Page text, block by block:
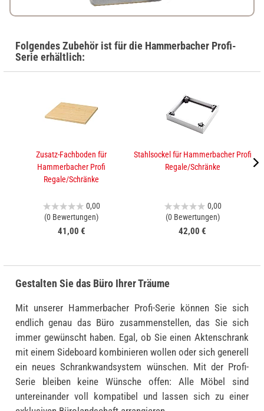
Folgendes Zubehör ist für die Hammerbacher Profi-
Serie erhältlich:
Zusatz-Fachboden für
Hammerbacher Profi
Regale/Schränke
0,00
(0 Bewertungen)
41,00 €
Stahlsockel für Hammerbacher Profi
Regale/Schränke
0,00
(0 Bewertungen)
42,00 €
Gestalten Sie das Büro Ihrer Träume
Mit unserer Hammerbacher Profi-Serie können Sie sich
endlich genau das Büro zusammenstellen, das Sie sich
immer gewünscht haben. Egal, ob Sie einen Aktenschrank
mit einem Sideboard kombinieren wollen oder sich generell
ein neues Schrankwandsystem wünschen. Mit der Profi-
Serie bleiben keine Wünsche offen: Alle Möbel sind
untereinander voll kompatibel und lassen sich zu einer